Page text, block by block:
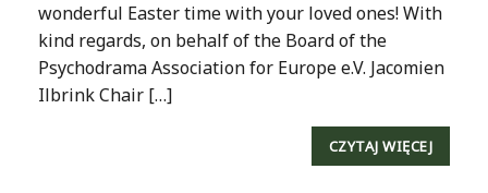
wonderful Easter time with your loved ones! With
kind regards, on behalf of the Board of the
Psychodrama Association for Europe e.V. Jacomien
Ilbrink Chair […]
CZYTAJ WIĘCEJ